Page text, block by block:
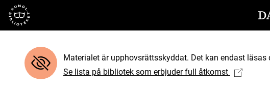
Till startsidan
Materialet är upphovsrättsskyddat. Det kan endast
Se lista på bibliotek som erbjuder full åtkomst